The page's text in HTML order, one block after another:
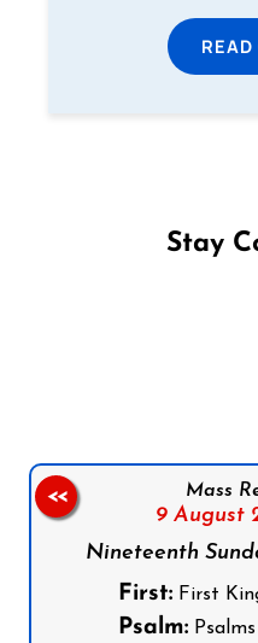
Stay
Mass
9 August
Nineteenth
First: First
Psalm: Psalms
<<